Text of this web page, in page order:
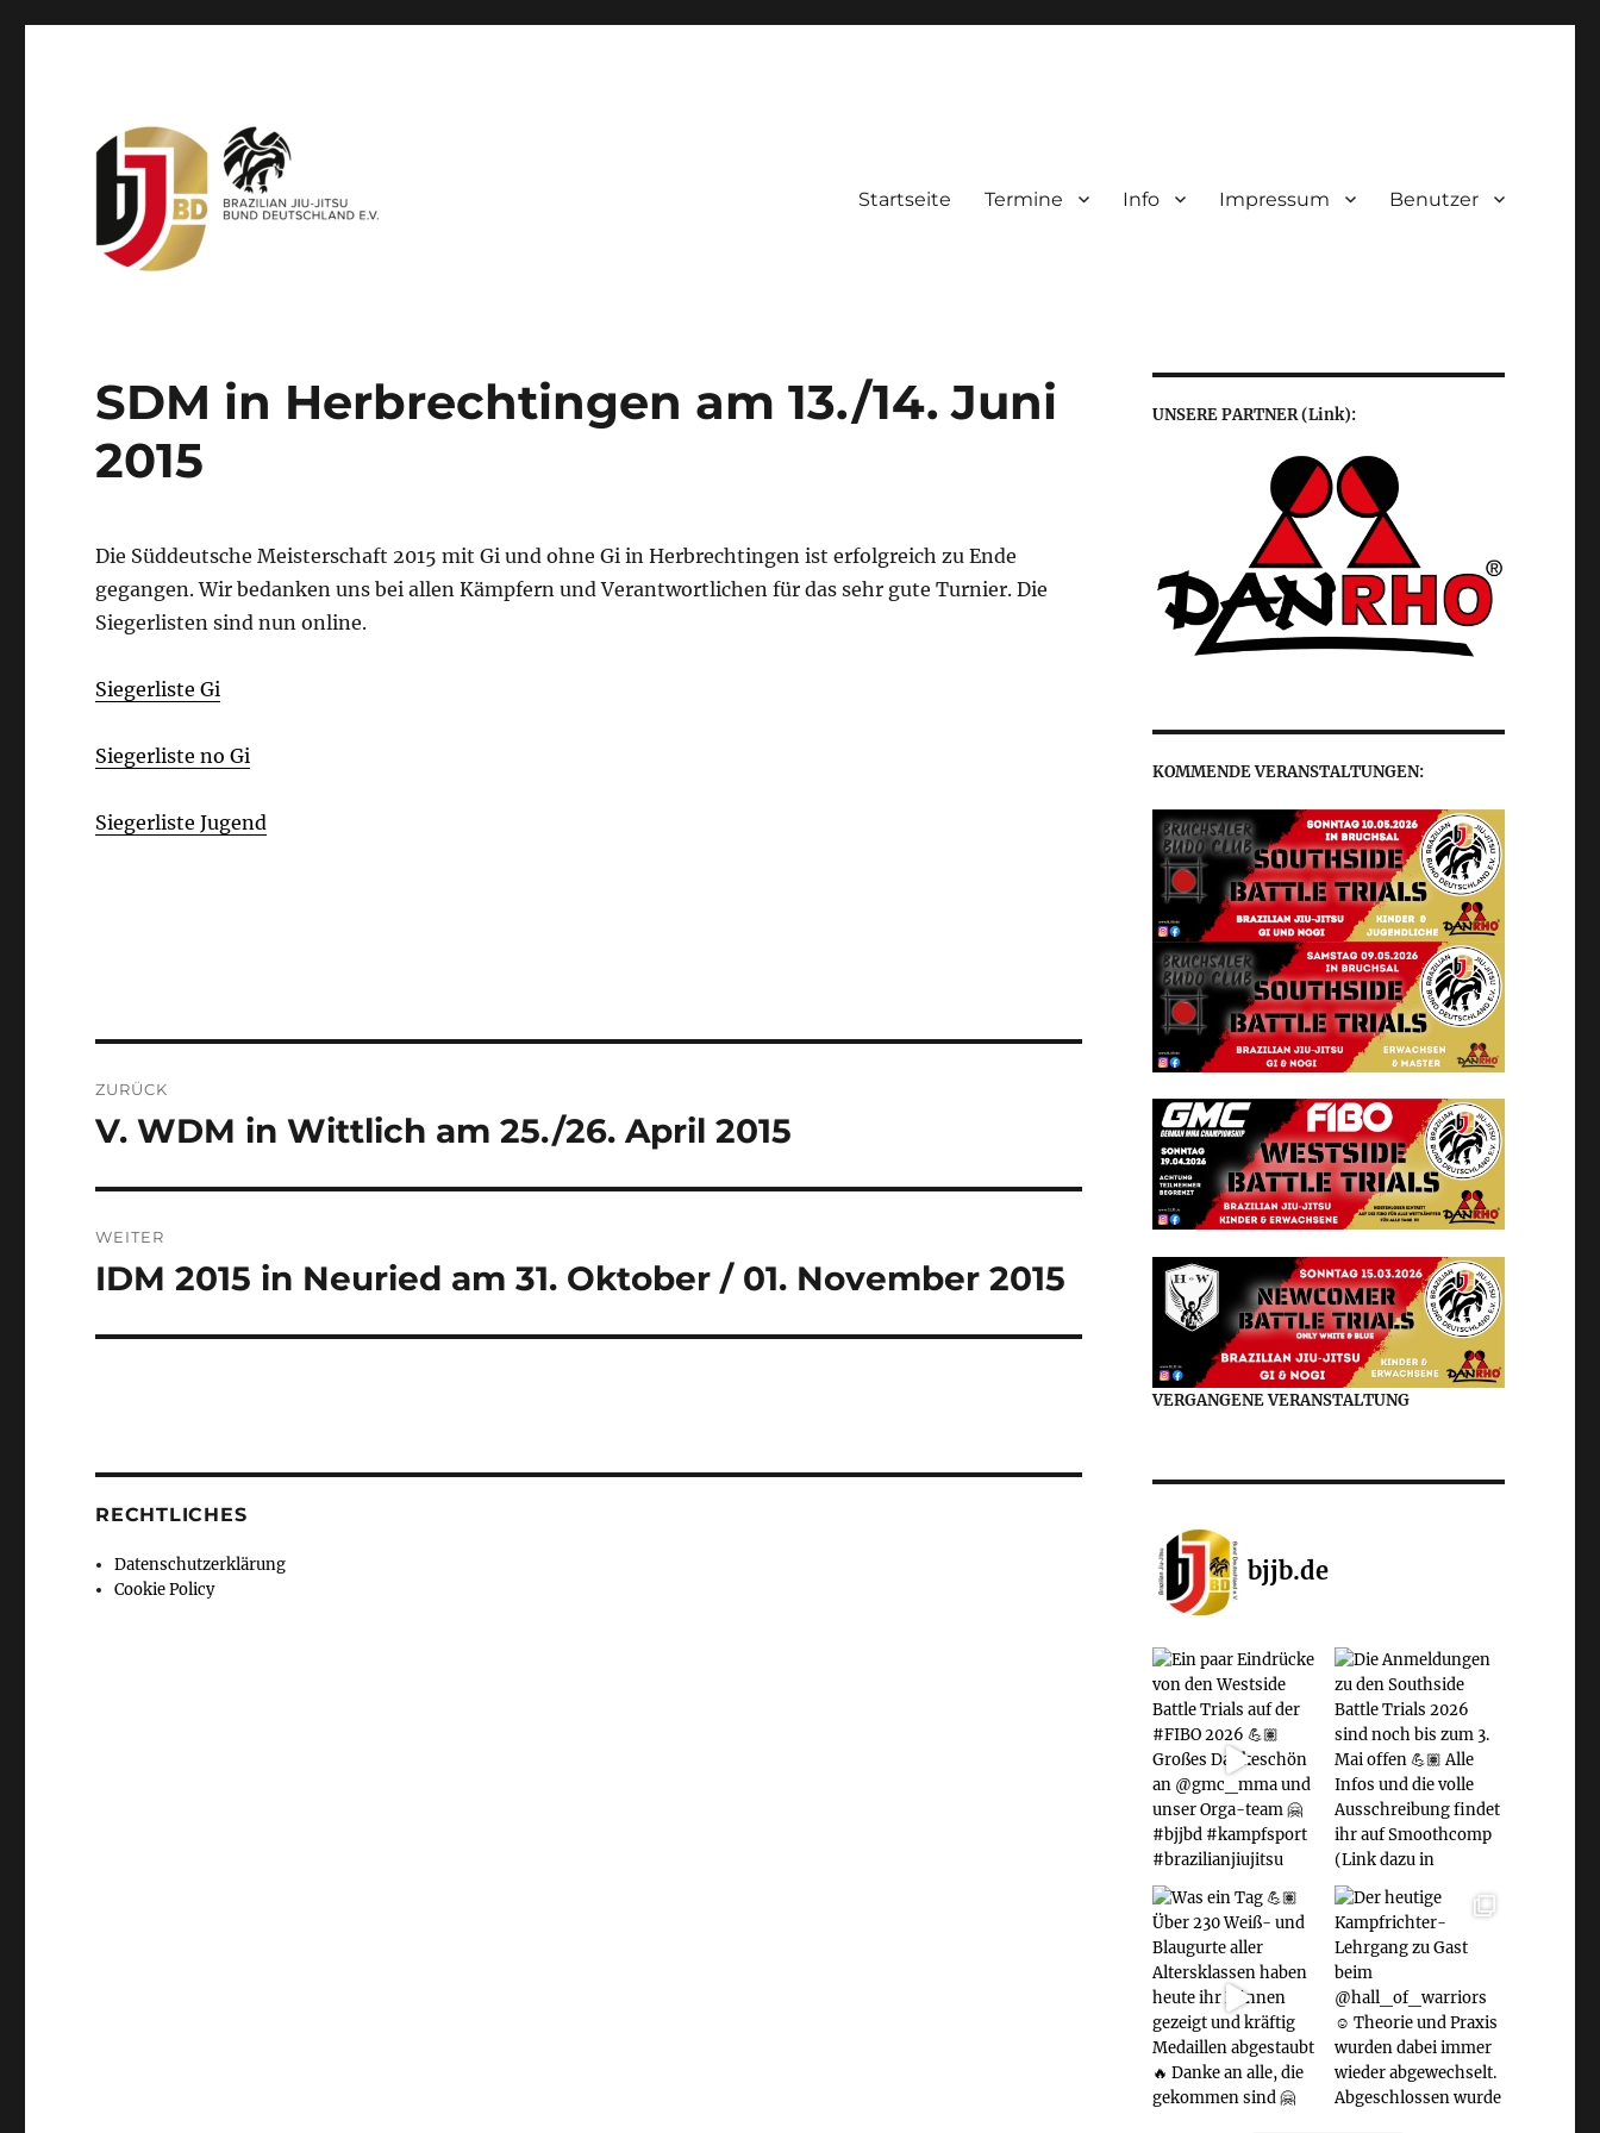
Startseite Termine Info Impressum Benutzer
SDM in Herbrechtingen am 13./14. Juni
2015
Die Süddeutsche Meisterschaft 2015 mit Gi und ohne Gi in Herbrechtingen ist erfolgreich zu Ende
gegangen. Wir bedanken uns bei allen Kämpfern und Verantwortlichen für das sehr gute Turnier. Die
Siegerlisten sind nun online.
Siegerliste Gi
Siegerliste no Gi
Siegerliste Jugend
ZURÜCK
Vorheriger
V. WDM in Wittlich am 25./26. April 2015
WEITER
Nächster
IDM 2015 in Neuried am 31. Oktober / 01. November 2015
RECHTLICHES
Datenschutzerklärung
Cookie Policy
UNSERE PARTNER (Link):
KOMMENDE VERANSTALTUNGEN:
VERGANGENE VERANSTALTUNG
bjjb.de